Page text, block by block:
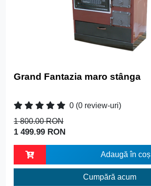
Grand Fantazia maro stânga
0 (0 review-uri)
1 800.00 RON
1 499.99 RON
Adaugă în coș
Cumpără acum